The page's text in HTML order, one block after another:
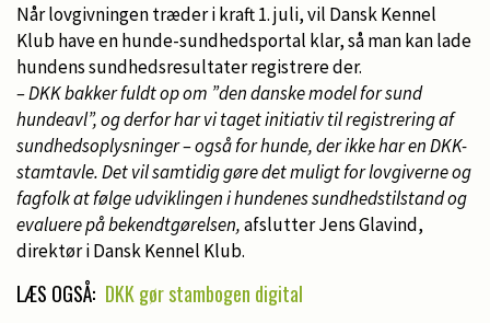
Når lovgivningen træder i kraft 1. juli, vil Dansk Kennel
Klub have en hunde-sundhedsportal klar, så man kan lade
hundens sundhedsresultater registrere der.
– DKK bakker fuldt op om ”den danske model for sund
hundeavl”, og derfor har vi taget initiativ til registrering af
sundhedsoplysninger – også for hunde, der ikke har en DKK-
stamtavle. Det vil samtidig gøre det muligt for lovgiverne og
fagfolk at følge udviklingen i hundenes sundhedstilstand og
evaluere på bekendtgørelsen,afslutter Jens Glavind,
direktør i Dansk Kennel Klub.
LÆS OGSÅ: DKK gør stambogen digital